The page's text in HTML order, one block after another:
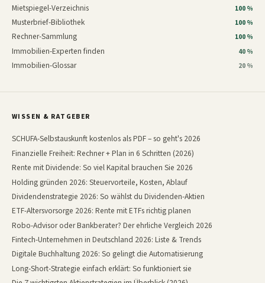
Mietspiegel-Verzeichnis 100 %
Musterbrief-Bibliothek 100 %
Rechner-Sammlung 100 %
Immobilien-Experten finden 40 %
Immobilien-Glossar 20 %
WISSEN & RATGEBER
SCHUFA-Selbstauskunft kostenlos als PDF – so geht's 2026
Finanzielle Freiheit: Rechner + Plan in 6 Schritten (2026)
Rente mit Dividende: So viel Kapital brauchen Sie 2026
Holding gründen 2026: Steuervorteile, Kosten, Ablauf
Dividendenstrategie 2026: So wählst du Dividenden-Aktien
ETF-Altersvorsorge 2026: Rente mit ETFs richtig planen
Robo-Advisor oder Bankberater? Der ehrliche Vergleich 2026
Fintech-Unternehmen in Deutschland 2026: Liste & Trends
Digitale Buchhaltung 2026: So gelingt die Automatisierung
Long-Short-Strategie einfach erklärt: So funktioniert sie